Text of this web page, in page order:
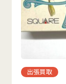
出張買取